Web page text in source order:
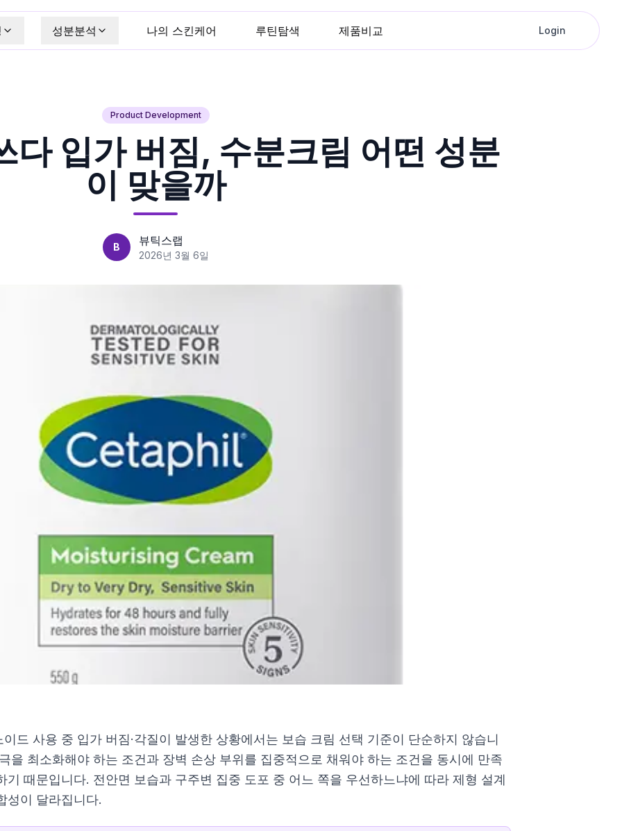
성분분석 나의 스킨케어 루틴탐색 제품비교 Login
Product Development
다 입가 버짐, 수분크림 어떤 성분
이 맞을까
B 뷰틱스랩
2026년 3월 6일
라이징 크림 50ml
림 100ml
이드 사용 중 입가 버짐·각질이 발생한 상황에서는 보습 크림 선택 기준이 단순하지 않습니
을 최소화해야 하는 조건과 장벽 손상 부위를 집중적으로 채워야 하는 조건을 동시에 만족
기 때문입니다. 전안면 보습과 구주변 집중 도포 중 어느 쪽을 우선하느냐에 따라 제형 설계
성이 달라집니다.